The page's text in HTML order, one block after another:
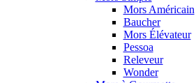
Mors Américain
Baucher
Mors Élévateur
Pessoa
Releveur
Wonder